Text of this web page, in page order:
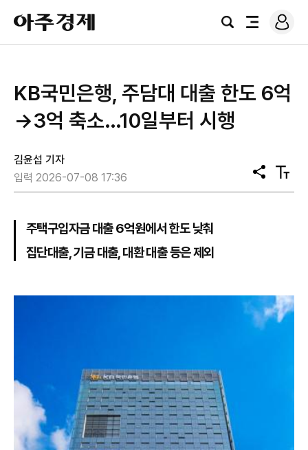
아
주
경
검
전
로
그
KB국민은행, 주담대 대출 한도 6억
→3억 축소…10일부터 시행
김윤섭 기자
입력 2026-07-08 17:36
공
유
텍
스
주택구입자금 대출 6억원에서 한도 낮춰
집단대출, 기금 대출, 대환 대출 등은 제외